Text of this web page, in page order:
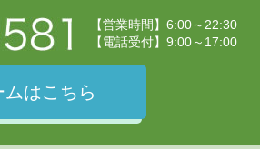
【営業時間】6:00～22:30
【電話受付】9:00～17:00
はこちら